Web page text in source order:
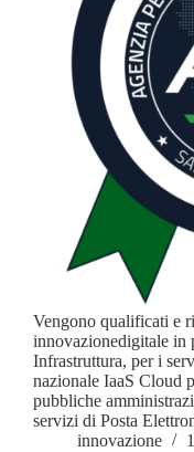
Vengono qualificati e
innovazionedigitale in
Infrastruttura, per i
nazionale IaaS Cloud
pubbliche
servizi di Posta
innovazione